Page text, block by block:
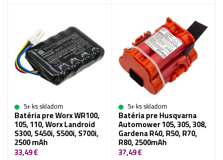
5+ ks skladom
Batéria pre Worx WR100,
105, 110, Worx Landroid
S300, S450i, S500i, S700i,
2500 mAh
33,49 €
5+ ks skladom
Batéria pre Husqvarna
Automower 105, 305, 308,
Gardena R40, R50, R70,
R80, 2500mAh
37,49 €